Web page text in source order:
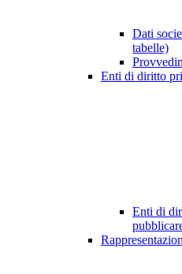
Dati
tabelle)
Enti di diritto
Enti di